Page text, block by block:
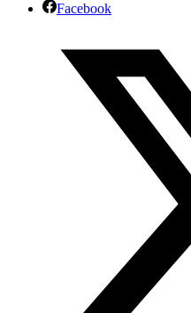
Facebook